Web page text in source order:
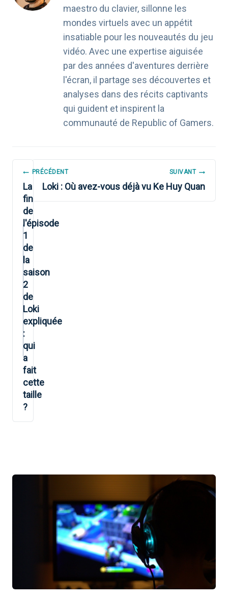
maestro du clavier, sillonne les
mondes virtuels avec un appétit
insatiable pour les nouveautés du jeu
vidéo. Avec une expertise aiguisée
par des années d'aventures derrière
l'écran, il partage ses découvertes et
analyses dans des récits captivants
qui guident et inspirent la
communauté de Republic of Gamers.
NAVIGATION
DE
L’ARTICLE
PRÉCÉDENT
La
fin
de
l'épisode
1
de
la
saison
2
de
Loki
expliquée
:
qui
a
fait
cette
taille
?
SUIVANT
Loki : Où avez-vous déjà vu Ke Huy Quan